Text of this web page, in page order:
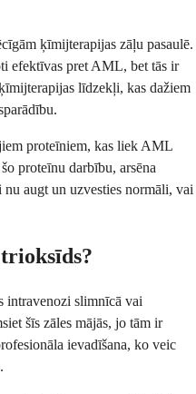
ķīmijterapijas zāļu pasaulē.
efektīvas pret AML, bet tās ir
līdzekļi, kas dažiem
proteīniem, kas liek AML
proteīnu darbību, arsēna
augt un uzvesties normāli, vai
intravenozi slimnīcā vai
šīs zāles mājās, jo tām ir
ievadīšana, ko veic